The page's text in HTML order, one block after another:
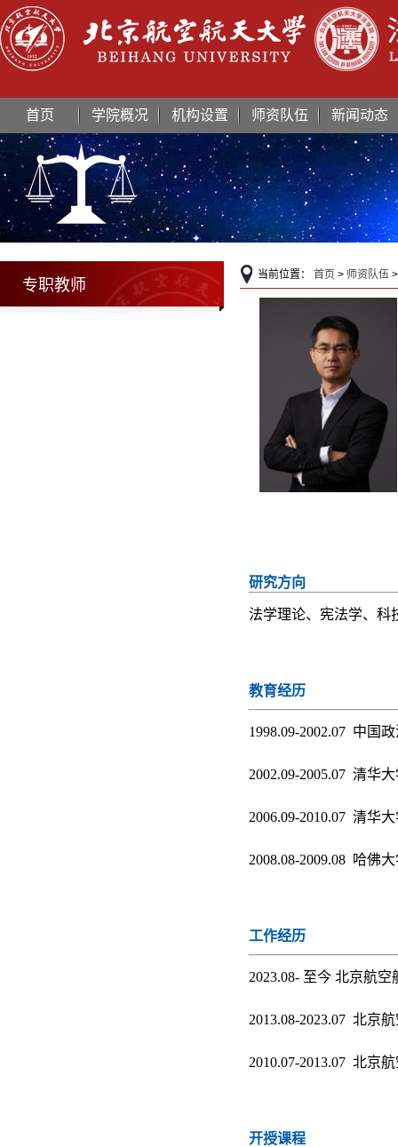
首页 学院概况 机构设置 师资队伍 新闻动态
专职教师
当前位置： 首页 > 师资队伍
研究方向
法学理论、宪法学、科
教育经历
1998.09-2002.07 中国
2002.09-2005.07 清华
2006.09-2010.07 清华
2008.08-2009.08 哈佛
工作经历
2023.08- 至今 北京航
2013.08-2023.07 北京
2010.07-2013.07 北京
开授课程